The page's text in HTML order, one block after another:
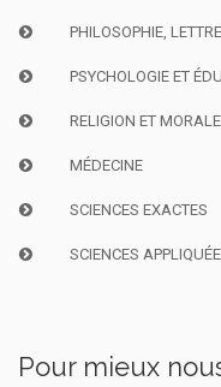
PHILOSOPHIE,
PSYCHOLOGIE ET
RELIGION ET MORALE
MÉDECINE
SCIENCES EXACTES
SCIENCES
Pour mieux